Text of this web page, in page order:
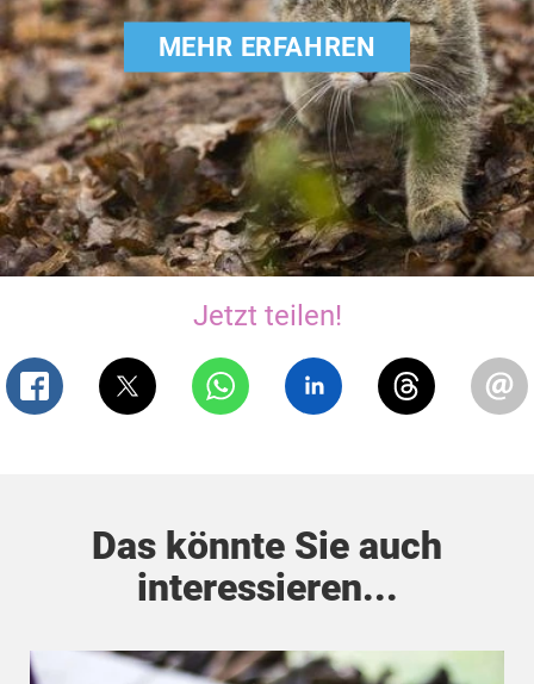
MEHR ERFAHREN
Jetzt teilen!
Das könnte Sie auch
interessieren...